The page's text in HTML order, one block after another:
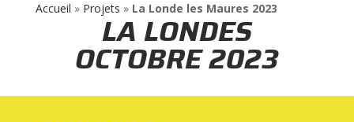
Accueil » Projets » La Londe les Maures 2023
LA LONDES
OCTOBRE 2023